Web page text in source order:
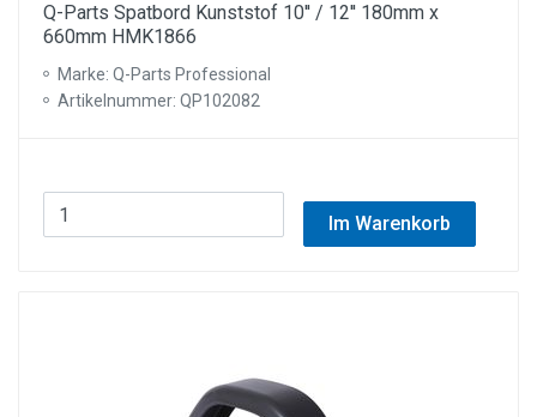
Q-Parts Spatbord Kunststof 10'' / 12'' 180mm x
660mm HMK1866
Marke: Q-Parts Professional
Artikelnummer: QP102082
Im Warenkorb